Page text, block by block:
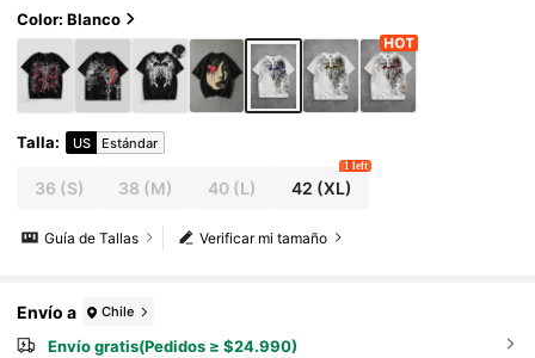
Color: Blanco
Talla: US Estándar
36 (S) 38 (M) 40(L) 42 (XL)
1 left
Verificar mi tamaño
Guía de Tallas
Envío a Chile
Envío gratis(Pedidos ≥ $24.990)